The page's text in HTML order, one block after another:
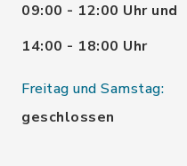
09:00 - 12:00 Uhr und
14:00 - 18:00 Uhr
Freitag und Samstag:
geschlossen